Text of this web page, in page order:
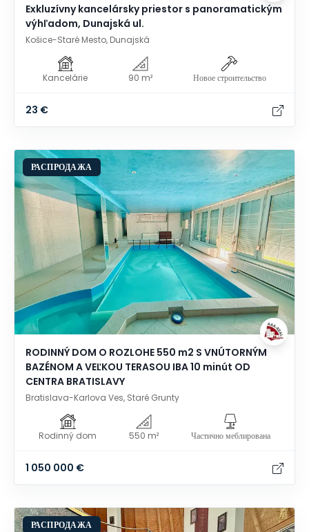
Exkluzívny kancelársky priestor s panoramatickým
výhľadom, Dunajská ul.
Košice-Staré Mesto, Dunajská
Kancelárie 90 m² Новое строительство
23 €
РАСПРОДАЖА
RODINNÝ DOM O ROZLOHE 550 m2 S VNÚTORNÝM
BAZÉNOM A VEĽKOU TERASOU IBA 10 minút OD
CENTRA BRATISLAVY
Bratislava-Karlova Ves, Staré Grunty
Rodinný dom 550 m² Частично меблирована
1 050 000 €
РАСПРОДАЖА